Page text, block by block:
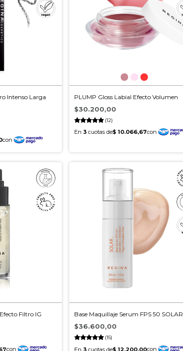
Intenso Larga
PLUMP Gloss Labial Efecto Volumen
(12)
$30.200,00
Filtro IG Base Maquillaje Serum FPS 50 SOLAR
(15)
$36.600,00